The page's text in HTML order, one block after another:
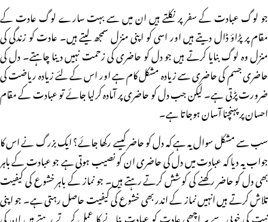
جو لوگ عبادت کے سفر پر نکلتے ہیں ان میں سے بہت سارے لوگ عادت کے
مقام پر پڑاؤ ڈال دیتے ہیں اور اسی کو اپنی منزل سمجھ لیتے ہیں۔ عادت کو زندگی کی
منزل وہ لوگ بنایا کرتے ہیں جو دل کو حاضری کی زحمت نہیں دینا چاہتے۔ دل کی
حاضری جسم کی حاضری سے زیادہ مشکل کام ہے اور اس کے لئے زیادہ ریاضت کی
ضرورت پڑتی ہے۔ لیکن جب دل کو حاضری پر آمادہ کرلیا جائے تو عبادت کے مقام
احسان پر پہنچنا آسان ہوجاتا ہے۔
سب سے مشکل سوال یہ ہے کہ دل کو حاضر کیسے رکھا جائے؟ ایک بزرگ نے اس کا
جواب یہ دیا کہ عبادت میں دل کی حاضری ان کو نصیب ہوتی ہے جو عبادت کے باہر
بھی دل کو حاضر رکھنے کی کوشش کرتے رہتے ہیں۔ جو نماز کے باہر خشوع کی کیفیت
تلاش کرتے ہیں انہیں نماز کے اندر بھی خشوع کی کیفیت حاصل رہتی ہے۔ جو اپنی
نیت کی خوبی سے ہر اچھی عادت کو عبادت بنانے کا عمل کرتے رہتے ہیں ان کی